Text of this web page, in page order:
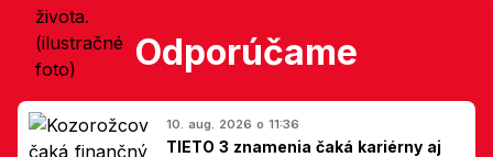
Odporúčame
10. aug. 2026 o 11:36
TIETO 3 znamenia čaká kariérny aj